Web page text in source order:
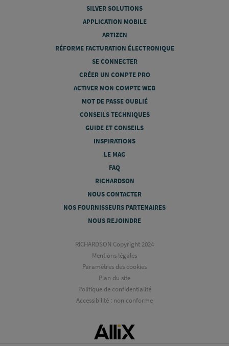
SILVER SOLUTIONS
APPLICATION MOBILE
ARTIZEN
RÉFORME FACTURATION ÉLECTRONIQUE
SE CONNECTER
CRÉER UN COMPTE PRO
ACTIVER MON COMPTE WEB
MOT DE PASSE OUBLIÉ
CONSEILS TECHNIQUES
GUIDE ET CONSEILS
INSPIRATIONS
LE MAG
FAQ
RICHARDSON
NOUS CONTACTER
NOS FOURNISSEURS PARTENAIRES
NOUS REJOINDRE
RICHARDSON Copyright 2024
Mentions légales
Paramètres des cookies
Plan du site
Politique de confidentialité
Accessibilité : non conforme